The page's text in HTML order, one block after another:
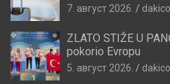
7. август 2026.
ZLATO STIŽE U
pokorio Evropu
5. август 2026.